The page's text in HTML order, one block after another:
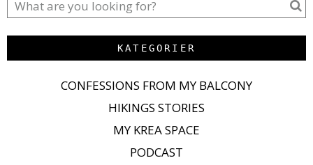
KATEGORIER
CONFESSIONS FROM MY BALCONY
HIKINGS STORIES
MY KREA SPACE
PODCAST